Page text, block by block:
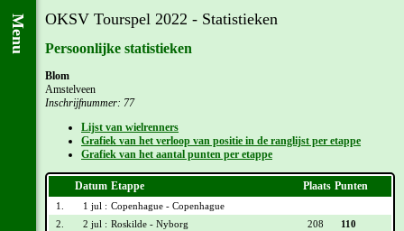
Menu OKSV Tourspel 2022 - Statistieken
Persoonlijke statistieken
Blom
Amstelveen
Inschrijfnummer: 77
Lijst van wielrenners
Grafiek van het verloop van positie in de ranglijst per etappe
Grafiek van het aantal punten per etappe
Datum Etappe Plaats Punten
1. 1 jul : Copenhague - Copenhague
2.
2 jul : Roskilde - Nyborg 208
110